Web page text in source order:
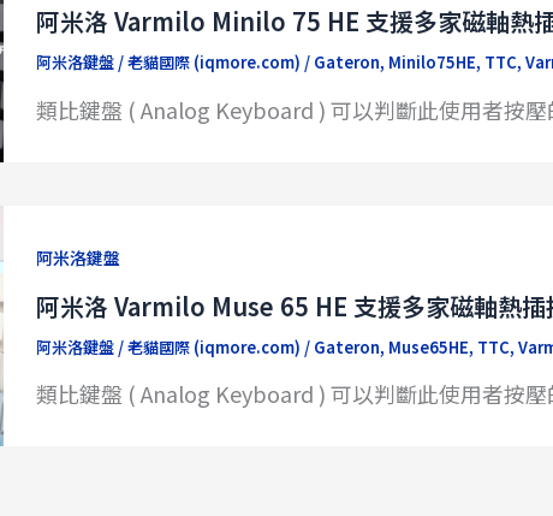
阿米洛 Varmilo Minilo 75 HE 支援多家磁軸熱
阿米洛鍵盤 /老貓國際 (iqmore.com) / Gateron, Minilo75HE, TTC,
類比鍵盤 ( Analog Keyboard ) 可以判斷此使用者按
阿米洛鍵盤
阿米洛 Varmilo Muse 65 HE 支援多家磁軸熱
阿米洛鍵盤 /老貓國際 (iqmore.com) / Gateron, Muse65HE, TTC,
類比鍵盤 ( Analog Keyboard ) 可以判斷此使用者按